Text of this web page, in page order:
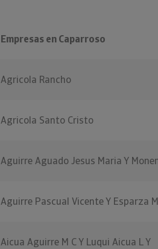
Empresas en Caparroso
Agricola Rancho
Agricola Santo Cristo
Aguirre Aguado Jesus Maria Y
Aguirre Pascual Vicente Y Esparza
Aicua Aguirre M C Y Luqui Aicua L Y